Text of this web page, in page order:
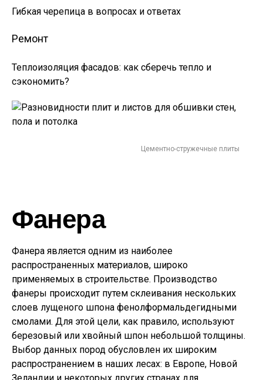
Гибкая черепица в вопросах и ответах
Ремонт
Теплоизоляция фасадов: как сберечь тепло и
сэкономить?
Цементно-стружечные плиты
Фанера
Фанера является одним из наиболее
распространенных материалов, широко
применяемых в строительстве. Производство
фанеры происходит путем склеивания нескольких
слоев лущеного шпона фенолформальдегидными
смолами. Для этой цели, как правило, используют
березовый или хвойный шпон небольшой толщины.
Выбор данных пород обусловлен их широким
распространением в наших лесах: в Европе, Новой